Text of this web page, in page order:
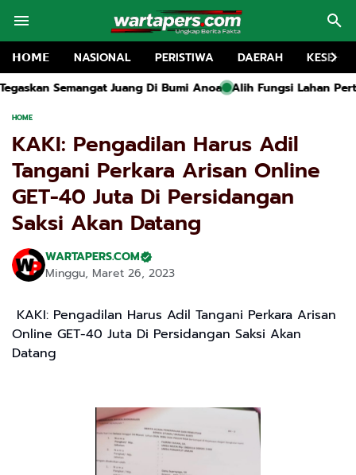
𝗛𝗢𝗠𝗘 NASIONAL PERISTIWA DAERAH
Di Bumi Anoa Alih Fungsi Lahan Pertanian di Mojokerto
HOME
KAKI: Pengadilan Harus Adil
Tangani Perkara Arisan Online
GET-40 Juta Di Persidangan
Saksi Akan Datang
WARTAPERS.COM
Minggu, Maret 26, 2023
KAKI: Pengadilan Harus Adil Tangani Perkara Arisan
Online GET-40 Juta Di Persidangan Saksi Akan
Datang